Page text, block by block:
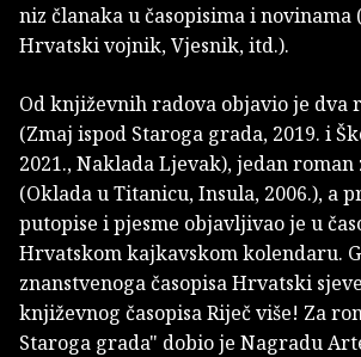
niz članaka u časopisima i novinama
Hrvatski vojnik, Vjesnik, itd.).
Od književnih radova objavio je dva
(Zmaj ispod Staroga grada, 2019. i
2021., Naklada Ljevak), jedan roman
(Oklada u Titanicu, Insula, 2006.), a
putopise i pjesme objavljivao je u
Hrvatskom kajkavskom kolendaru.
znanstvenoga časopisa Hrvatski
književnog časopisa Riječ više! Za
Staroga grada" dobio je Nagradu